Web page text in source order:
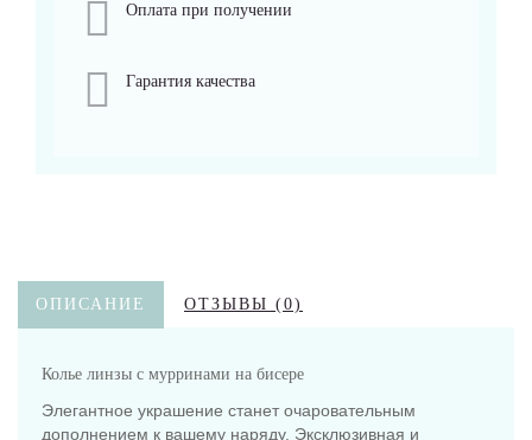
Оплата при получении
Гарантия качества
ОПИСАНИЕ ОТЗЫВЫ (0)
Колье линзы с мурринами на бисере
Элегантное украшение станет очаровательным
дополнением к вашему наряду. Эксклюзивная и